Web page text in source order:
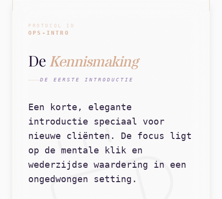
PROTOCOL ID
OPS-INTRO
De Kennismaking
DE EERSTE INTRODUCTIE
Een korte, elegante
introductie speciaal voor
nieuwe cliënten. De focus ligt
op de mentale klik en
wederzijdse waardering in een
ongedwongen setting.